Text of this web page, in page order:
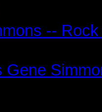
--
Gene